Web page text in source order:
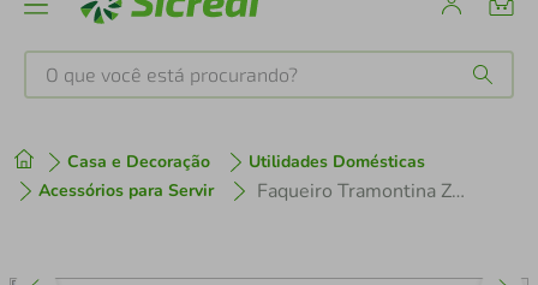
O que você está procurando?
Casa e Decoração
Utilidades Domésticas
Acessórios para Servir
Faqueiro Tramontina Zurique em Aço Inox com Estojo 101 Peças
1º tenis